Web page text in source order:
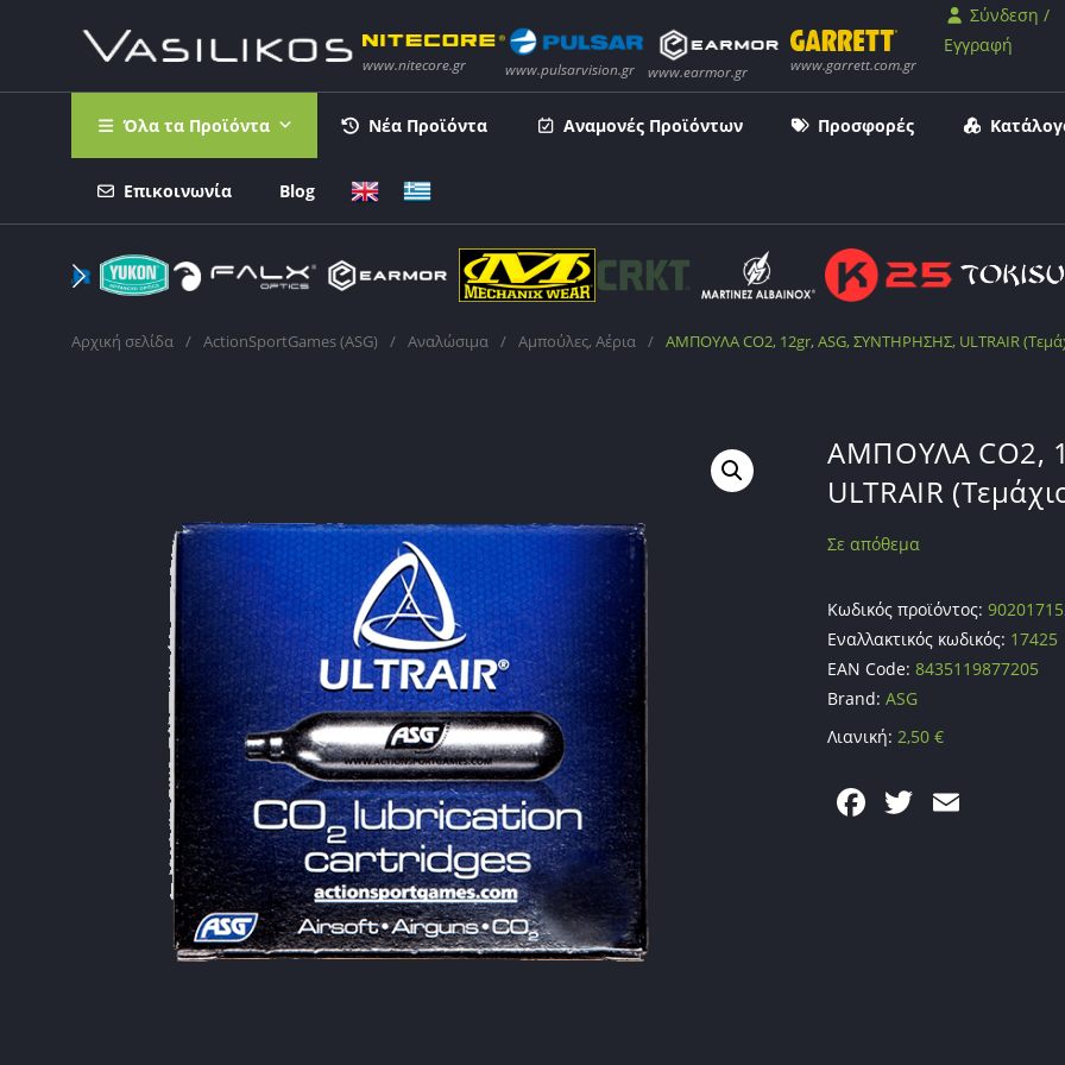
Σύνδεση /
Εγγραφή
Όλα τα Προϊόντα Νέα Προϊόντα Αναμονές Προϊόντων Προσφορές
Επικοινωνία Blog
Αρχική σελίδα / ActionSportGames (ASG) / Αναλώσιμα / Αμπούλες, Αέρια / ΑΜΠΟΥΛΑ CO2, 12gr, ASG, ΣΥΝΤΗΡΗΣΗΣ, ULTRAIR
ΑΜΠΟΥΛΑ CO2,
ULTRAIR
Σε απόθεμα
Κωδικός προϊόντος:
Εναλλακτικός κωδικός: 17425
EAN Code:8435119877205
Brand:ASG
Λιανική:2,50€
F T